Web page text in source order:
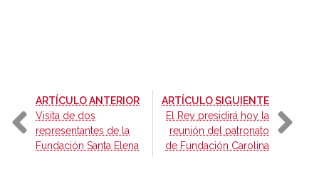
ARTÍCULO ANTERIOR-
Visita de dos
representantes de la
Fundación Santa Elena
ARTÍCULO SIGUIENTE-
El Rey presidirá hoy la
reunión del patronato
de Fundación Carolina